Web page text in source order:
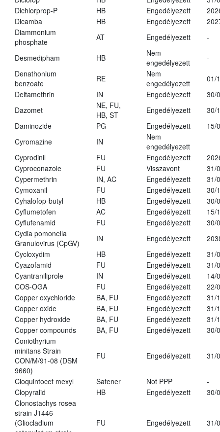
Dichlorprop-P
HB Engedélyezett
Dicamba
HB Engedélyezett
Diammonium
phosphate
AT Engedélyezett -
Desmedipham HB
Nem
engedélyezett
-
Denathonium
benzoate
RE
Nem
engedélyezett
01/
Deltamethrin
IN Engedélyezett
30/
Dazomet
NE, FU,
HB, ST
Engedélyezett
30/
Daminozide
PG Engedélyezett
15/
Cyromazine
IN
Nem
engedélyezett
Cyprodinil
FU Engedélyezett
Cyproconazole
FU Visszavont
31/
Cypermethrin
IN, AC Engedélyezett
31/
Cymoxanil
FU Engedélyezett
30/
Cyhalofop-butyl
HB Engedélyezett
30/
Cyflumetofen
AC Engedélyezett
15/
Cyflufenamid
FU Engedélyezett
30/
Cydia pomonella
Granulovirus (CpGV)
IN Engedélyezett
Cycloxydim
HB Engedélyezett
31/
Cyazofamid
FU Engedélyezett
31/
Cyantraniliprole
IN Engedélyezett
14/
COS-OGA
FU Engedélyezett
22/
Copper oxychloride
BA, FU Engedélyezett
31/
Copper oxide
BA, FU Engedélyezett
31/
Copper hydroxide
BA, FU Engedélyezett
31/
Copper compounds
BA, FU Engedélyezett
30/
Coniothyrium
minitans Strain
CON/M/91-08 (DSM
9660)
FU Engedélyezett 31/
Cloquintocet mexyl Safener Not PPP
-
Clopyralid
HB Engedélyezett
30/
Clonostachys rosea
strain J1446
(Gliocladium
FU Engedélyezett 31/